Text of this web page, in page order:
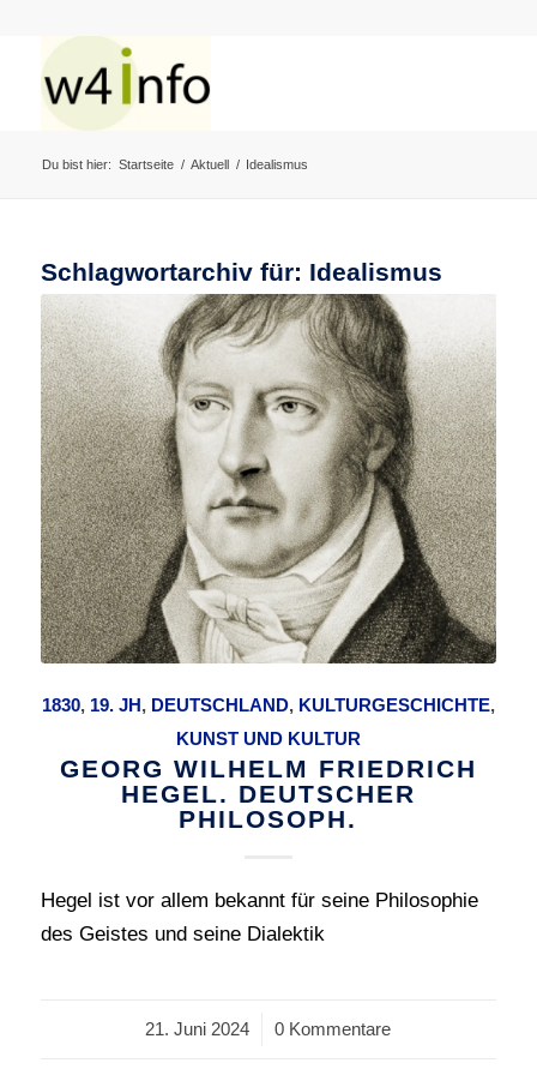
Du bist hier: Startseite / Aktuell / Idealismus
Schlagwortarchiv für: Idealismus
1830, 19. JH, DEUTSCHLAND, KULTURGESCHICHTE,
KUNST UND KULTUR
GEORG WILHELM FRIEDRICH
HEGEL. DEUTSCHER
PHILOSOPH.
Hegel ist vor allem bekannt für seine Philosophie
des Geistes und seine Dialektik
21. Juni 2024
/ 0 Kommentare